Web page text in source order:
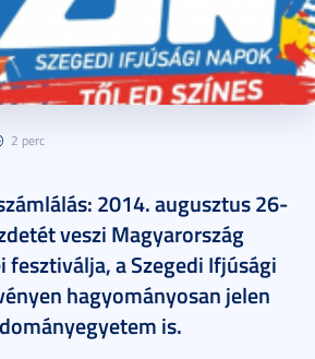
2 perc
2014. augusztus 26-
veszi Magyarország
fesztiválja, a Szegedi Ifjúsági
hagyományosan jelen
is.